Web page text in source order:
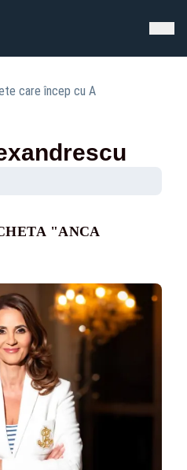
care încep cu A
"ANCA